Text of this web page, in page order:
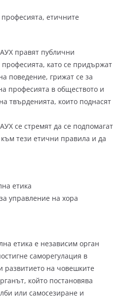
етичните
правят публични
професията, като се придържат
поведение, грижат се за
професията в обществото и
твърденията, които поднасят
се стремят да се подпомагат
тези етични правила и да
етика
управление на хора
етика е независим орган
саморегулация в
развитието на човешките
който постановява
или самосезиране и